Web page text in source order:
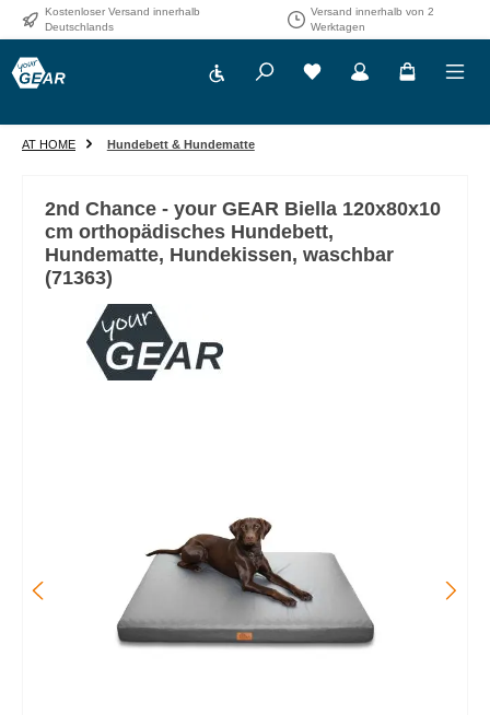
Zum Hauptinhalt springen
Kostenloser Versand innerhalb
Deutschlands
Versand innerhalb von 2
Werktagen
Werkzeugleiste anzeigen
AT HOME Hundebett & Hundematte
2nd Chance - your GEAR Biella 120x80x10
cm orthopädisches Hundebett,
Hundematte, Hundekissen, waschbar
(71363)